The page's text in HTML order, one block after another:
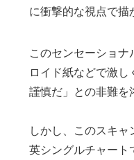
に衝撃的な視点で描
このセンセーショ
ロイド紙などで激
謹慎だ」との非難を
しかし、このスキ
英シングルチャート